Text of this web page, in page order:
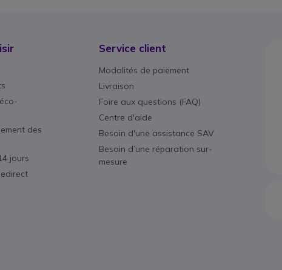
des
jours
Service client
Modalités de paiement
Livraison
Foire aux questions (FAQ)
Centre d'aide
Besoin d'une assistance SAV
Besoin d’une réparation sur-
mesure